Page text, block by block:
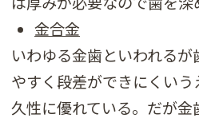
金合金
いわゆる金歯といわれる
やすく段差ができにくい
久性に優れている。だが